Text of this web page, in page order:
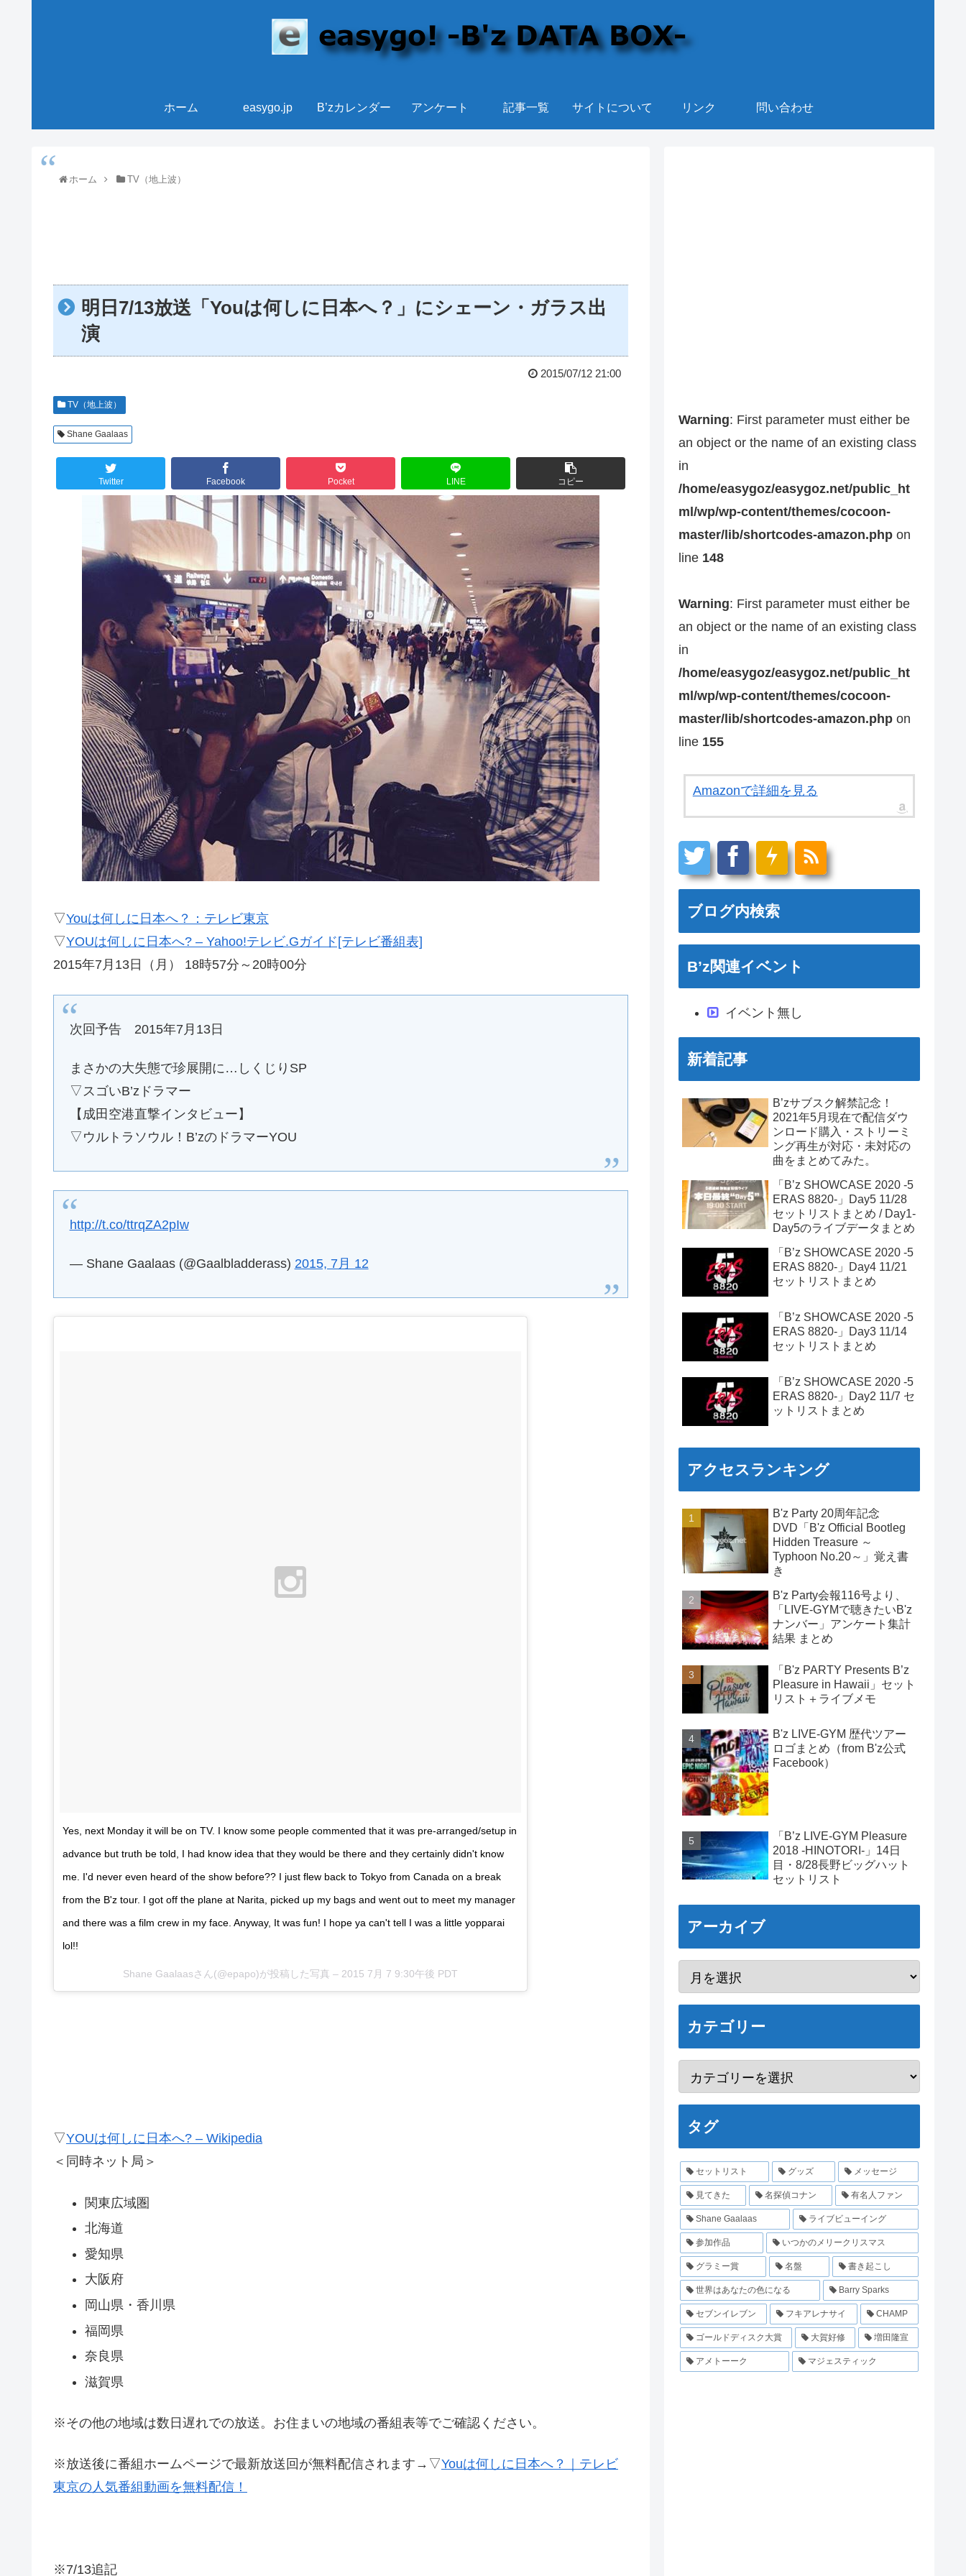
ホーム easygo.jp B’zカレンダー アンケート 記事一覧 サイトについて リンク 問い合わせ
ホーム TV（地上波）
明日7/13放送「Youは何しに日本へ？」にシェーン・ガラス出
演
2015/07/12 21:00
TV（地上波）
Shane Gaalaas
Twitter Facebook Pocket LINE コピー
▽Youは何しに日本へ？：テレビ東京
▽YOUは何しに日本へ? – Yahoo!テレビ.Gガイド[テレビ番組表]
2015年7月13日（月） 18時57分～20時00分
次回予告 2015年7月13日
まさかの大失態で珍展開に…しくじりSP
▽スゴいB’zドラマー
【成田空港直撃インタビュー】
▽ウルトラソウル！B’zのドラマーYOU
http://t.co/ttrqZA2pIw
— Shane Gaalaas (@Gaalbladderass) 2015, 7月 12
Yes, next Monday it will be on TV. I know some people commented that it was pre-arranged/setup in
advance but truth be told, I had know idea that they would be there and they certainly didn't know
me. I'd never even heard of the show before?? I just flew back to Tokyo from Canada on a break
from the B'z tour. I got off the plane at Narita, picked up my bags and went out to meet my manager
and there was a film crew in my face. Anyway, It was fun! I hope ya can't tell I was a little yopparai
lol!!
Shane Gaalaasさん(@epapo)が投稿した写真 – 2015 7月 7 9:30午後 PDT
▽YOUは何しに日本へ? – Wikipedia
＜同時ネット局＞
関東広域圏
北海道
愛知県
大阪府
岡山県・香川県
福岡県
奈良県
滋賀県
※その他の地域は数日遅れでの放送。お住まいの地域の番組表等でご確認ください。
※放送後に番組ホームページで最新放送回が無料配信されます→▽Youは何しに日本へ？｜テレビ
東京の人気番組動画を無料配信！
※7/13追記
Warning: First parameter must either be
an object or the name of an existing class
in
/home/easygoz/easygoz.net/public_ht
ml/wp/wp-content/themes/cocoon-
master/lib/shortcodes-amazon.php on
line 148
Warning: First parameter must either be
an object or the name of an existing class
in
/home/easygoz/easygoz.net/public_ht
ml/wp/wp-content/themes/cocoon-
master/lib/shortcodes-amazon.php on
line 155
Amazonで詳細を見る
ブログ内検索
B’z関連イベント
イベント無し
新着記事
B’zサブスク解禁記念！
2021年5月現在で配信ダウ
ンロード購入・ストリーミ
ング再生が対応・未対応の
曲をまとめてみた。
「B’z SHOWCASE 2020 -5
ERAS 8820-」Day5 11/28
セットリストまとめ / Day1-
Day5のライブデータまとめ
「B’z SHOWCASE 2020 -5
ERAS 8820-」Day4 11/21
セットリストまとめ
「B’z SHOWCASE 2020 -5
ERAS 8820-」Day3 11/14
セットリストまとめ
「B’z SHOWCASE 2020 -5
ERAS 8820-」Day2 11/7 セ
ットリストまとめ
アクセスランキング
B'z Party 20周年記念
DVD「B'z Official Bootleg
Hidden Treasure ～
Typhoon No.20～」覚え書
き
B'z Party会報116号より、
「LIVE-GYMで聴きたいB'z
ナンバー」アンケート集計
結果 まとめ
「B'z PARTY Presents B’z
Pleasure in Hawaii」セット
リスト＋ライブメモ
B'z LIVE-GYM 歴代ツアー
ロゴまとめ（from B'z公式
Facebook）
「B’z LIVE-GYM Pleasure
2018 -HINOTORI-」14日
目・8/28長野ビッグハット
セットリスト
アーカイブ
カテゴリー
タグ
セットリスト グッズ メッセージ
見てきた 名探偵コナン 有名人ファン
Shane Gaalaas ライブビューイング
参加作品 いつかのメリークリスマス
グラミー賞 名盤 書き起こし
世界はあなたの色になる Barry Sparks
セブンイレブン フキアレナサイ CHAMP
ゴールドディスク大賞 大賀好修 増田隆宣
アメトーーク マジェスティック